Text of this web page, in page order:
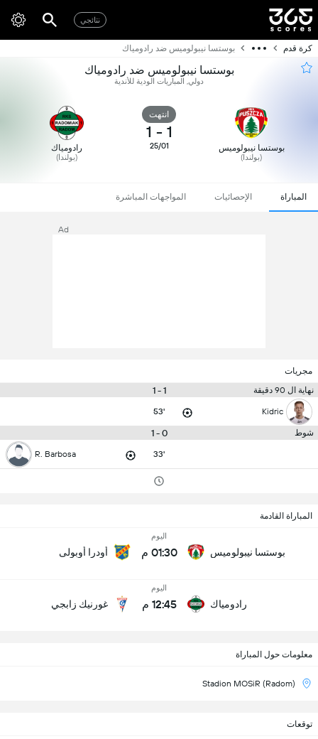
نتائجي
كرة قدم بوستسا نيبولوميس ضد رادومياك
بوستسا نيبولوميس ضد رادومياك
دولي, المباريات الودية للأندية
بوستسا نيبولوميس
(بولندا)
انتهت
1
-
1
25/01 رادومياك
(بولندا)
المباراة الإحصائيات المواجهات المباشرة
Ad
مجريات
نهاية ال 90 دقيقة
1 - 1
Kidric
53'
شوط 0 - 1
33'
R. Barbosa
المباراة القادمة
بوستسا نيبولوميس
اليوم
01:30 م أودرا أوبولى
رادومياك
اليوم
12:45 م غورنيك زابجي
معلومات حول المباراة
Stadion MOSiR (Radom)
توقعات